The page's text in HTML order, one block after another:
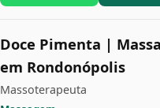
Doce Pimenta |
em Rondonópolis
Massoterapeuta